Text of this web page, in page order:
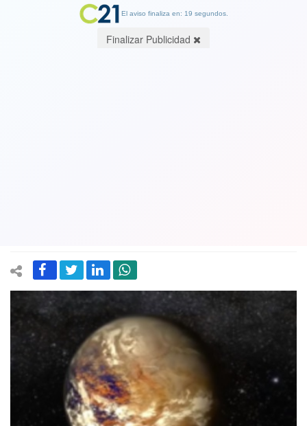
El aviso finaliza en: 19 segundos.
Finalizar Publicidad